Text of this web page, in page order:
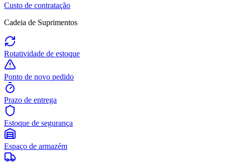
Custo de contratação
Cadeia de Suprimentos
Rotatividade de estoque
Ponto de novo pedido
Prazo de entrega
Estoque de segurança
Espaço de armazém